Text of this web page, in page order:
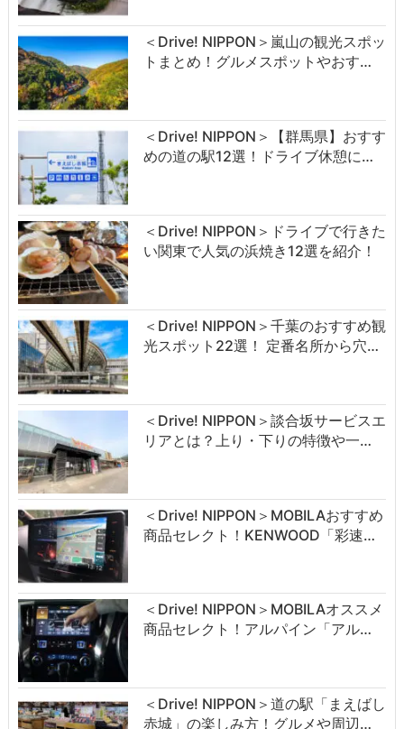
＜Drive! NIPPON＞嵐山の観光スポッ
トまとめ！グルメスポットやおす…
＜Drive! NIPPON＞【群馬県】おすす
めの道の駅12選！ドライブ休憩に…
＜Drive! NIPPON＞ドライブで行きた
い関東で人気の浜焼き12選を紹介！
＜Drive! NIPPON＞千葉のおすすめ観
光スポット22選！ 定番名所から穴…
＜Drive! NIPPON＞談合坂サービスエ
リアとは？上り・下りの特徴や一…
＜Drive! NIPPON＞MOBILAおすすめ
商品セレクト！KENWOOD「彩速…
＜Drive! NIPPON＞MOBILAオススメ
商品セレクト！アルパイン「アル…
＜Drive! NIPPON＞道の駅「まえばし
赤城」の楽しみ方！グルメや周辺…